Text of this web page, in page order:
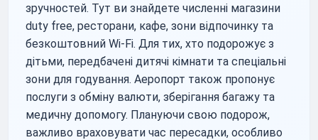
зручностей. Тут ви знайдете численні магазини
duty free, ресторани, кафе, зони відпочинку та
безкоштовний Wi-Fi. Для тих, хто подорожує з
дітьми, передбачені дитячі кімнати та спеціальні
зони для годування. Аеропорт також пропонує
послуги з обміну валюти, зберігання багажу та
медичну допомогу. Плануючи свою подорож,
важливо враховувати час пересадки, особливо